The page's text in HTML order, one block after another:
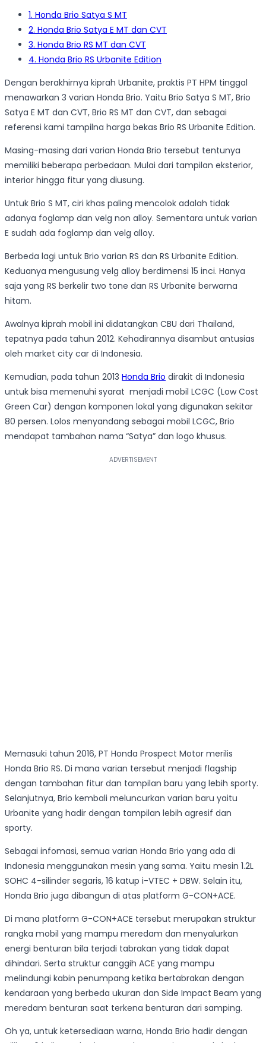
1. Honda Brio Satya S MT
2. Honda Brio Satya E MT dan CVT
3. Honda Brio RS MT dan CVT
4. Honda Brio RS Urbanite Edition
Dengan berakhirnya kiprah Urbanite, praktis PT HPM tinggal
menawarkan 3 varian Honda Brio. Yaitu Brio Satya S MT, Brio
Satya E MT dan CVT, Brio RS MT dan CVT, dan sebagai
referensi kami tampilna harga bekas Brio RS Urbanite Edition.
Masing-masing dari varian Honda Brio tersebut tentunya
memiliki beberapa perbedaan. Mulai dari tampilan eksterior,
interior hingga fitur yang diusung.
Untuk Brio S MT, ciri khas paling mencolok adalah tidak
adanya foglamp dan velg non alloy. Sementara untuk varian
E sudah ada foglamp dan velg alloy.
Berbeda lagi untuk Brio varian RS dan RS Urbanite Edition.
Keduanya mengusung velg alloy berdimensi 15 inci. Hanya
saja yang RS berkelir two tone dan RS Urbanite berwarna
hitam.
Awalnya kiprah mobil ini didatangkan CBU dari Thailand,
tepatnya pada tahun 2012. Kehadirannya disambut antusias
oleh market city car di Indonesia.
Kemudian, pada tahun 2013 Honda Brio dirakit di Indonesia
untuk bisa memenuhi syarat menjadi mobil LCGC (Low Cost
Green Car) dengan komponen lokal yang digunakan sekitar
80 persen. Lolos menyandang sebagai mobil LCGC, Brio
mendapat tambahan nama “Satya” dan logo khusus.
Memasuki tahun 2016, PT Honda Prospect Motor merilis
Honda Brio RS. Di mana varian tersebut menjadi flagship
dengan tambahan fitur dan tampilan baru yang lebih sporty.
Selanjutnya, Brio kembali meluncurkan varian baru yaitu
Urbanite yang hadir dengan tampilan lebih agresif dan
sporty.
Sebagai infomasi, semua varian Honda Brio yang ada di
Indonesia menggunakan mesin yang sama. Yaitu mesin 1.2L
SOHC 4-silinder segaris, 16 katup i-VTEC + DBW. Selain itu,
Honda Brio juga dibangun di atas platform G-CON+ACE.
Di mana platform G-CON+ACE tersebut merupakan struktur
rangka mobil yang mampu meredam dan menyalurkan
energi benturan bila terjadi tabrakan yang tidak dapat
dihindari. Serta struktur canggih ACE yang mampu
melindungi kabin penumpang ketika bertabrakan dengan
kendaraan yang berbeda ukuran dan Side Impact Beam yang
meredam benturan saat terkena benturan dari samping.
Oh ya, untuk ketersediaan warna, Honda Brio hadir dengan